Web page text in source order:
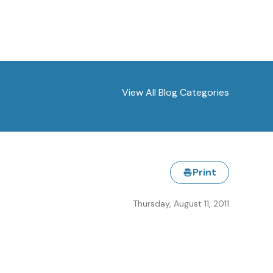
View All Blog Categories
Print
Thursday, August 11, 2011